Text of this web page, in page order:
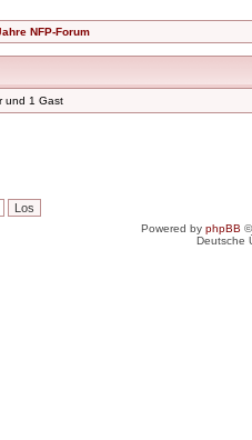
NFP-Forum
und 1 Gast
Powered by phpBB
Deutsche